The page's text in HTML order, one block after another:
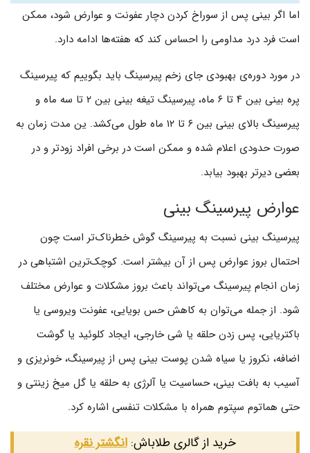
اما اگر بینی پس از سوراخ کردن دچار عفونت و عوارض شود، ممکن
است فرد درد مداومی را احساس کند که هفته‌ها ادامه دارد.
در مورد دوره‌ی بهبودی جای زخم پیرسینگ باید بگوییم که پیرسینگ
پره بینی بین ۴ تا ۶ ماه، پیرسینگ تیغه بینی بین ۲ تا سه ماه و
پیرسینگ بالای بینی بین ۶ تا ۱۲ ماه طول می‌کشد. ین مدت زمان به
صورت حدودی اعلام شده و ممکن است در برخی افراد زودتر و در
بعضی دیرتر بهبود بیابد.
عوارض پیرسینگ بینی
پیرسینگ بینی نسبت به پیرسینگ گوش خطرناک‌تر است چون
احتمال بروز عوارض پس از آن بیشتر است. کوچک‌ترین اشتباهی در
زمان انجام پیرسینگ می‌تواند باعث بروز مشکلات و عوارض مختلف
شود. از جمله می‌توان به کاهش حس بویایی، عفونت ویروسی یا
باکتریایی، پس زدن حلقه یا شی خارجی، ایجاد کلوئید یا گوشت
اضافه، نکروز یا سیاه شدن پوست بینی پس از پیرسینگ، خونریزی و
آسیب به بافت بینی، حساسیت یا آلرژی به حلقه یا گل میخ زینتی و
حتی هماتوم سپتوم همراه با مشکلات تنفسی اشاره کرد.
خرید از گالری طلاباش:انگشتر نقره